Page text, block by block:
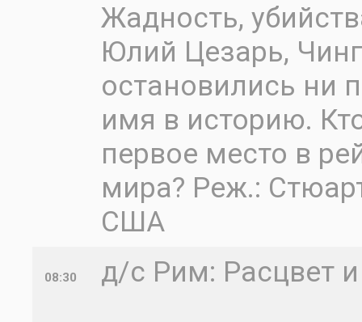
Жадность,
Юлий Цезарь,
остановились ни
имя в историю.
первое место в
мира? Реж.:
США
08:30
д/с Рим: Расцвет